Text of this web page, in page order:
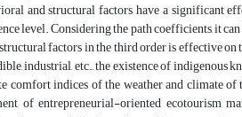
and structural factors have a significant
level. Considering the path coefficients, it
factors in the third order is effective
industrial, etc., the existence of
comfort indices of the weather and
of entrepreneurial-oriented ecotourism